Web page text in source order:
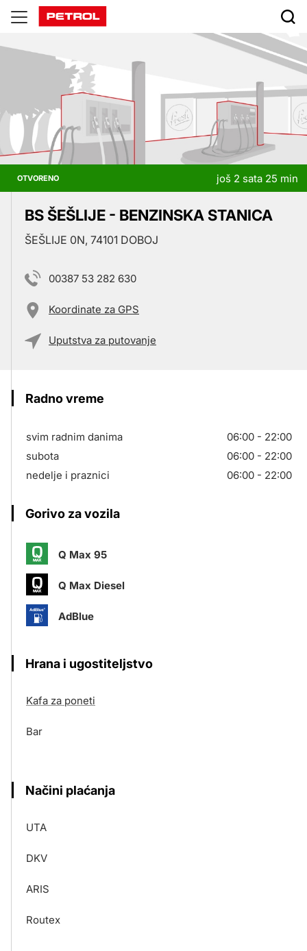
Prodajna
mesta
OTVORENO još 2 sata 25 min
BS ŠEŠLIJE - BENZINSKA STANICA
ŠEŠLIJE 0N, 74101 DOBOJ
00387 53 282 630
Koordinate za GPS
Uputstva za putovanje
Radno vreme
svim radnim danima
06:00 - 22:00
subota
06:00 - 22:00
nedelje i praznici
06:00 - 22:00
Gorivo za vozila
Q Max 95
Q Max Diesel
AdBlue
Hrana i ugostiteljstvo
Kafa za poneti
Bar
Načini plaćanja
UTA
DKV
ARIS
Routex